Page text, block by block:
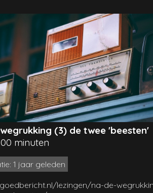
(3) de twee 'beesten'
minuten
1 jaar geleden
lezingen/na-de-